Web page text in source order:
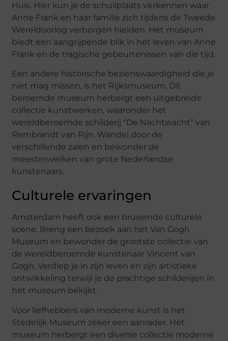
Huis. Hier kun je de schuilplaats verkennen waar
Anne Frank en haar familie zich tijdens de Tweede
Wereldoorlog verborgen hielden. Het museum
biedt een aangrijpende blik in het leven van Anne
Frank en de tragische gebeurtenissen van die tijd.
Een andere historische bezienswaardigheid die je
niet mag missen, is het Rijksmuseum. Dit
beroemde museum herbergt een uitgebreide
collectie kunstwerken, waaronder het
wereldberoemde schilderij “De Nachtwacht” van
Rembrandt van Rijn. Wandel door de
verschillende zalen en bewonder de
meesterwerken van grote Nederlandse
kunstenaars.
Culturele ervaringen
Amsterdam heeft ook een bruisende culturele
scene. Breng een bezoek aan het Van Gogh
Museum en bewonder de grootste collectie van
de wereldberoemde kunstenaar Vincent van
Gogh. Verdiep je in zijn leven en zijn artistieke
ontwikkeling terwijl je de prachtige schilderijen in
het museum bekijkt.
Voor liefhebbers van moderne kunst is het
Stedelijk Museum zeker een aanrader. Het
museum herbergt een diverse collectie moderne